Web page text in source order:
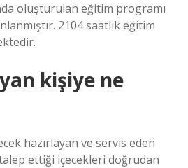
oluşturulan eğitim programı
2104 saatlik eğitim
kişiye ne
hazırlayan ve servis eden
ettiği içecekleri doğrudan